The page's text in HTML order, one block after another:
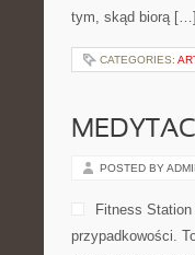
tym, skąd biorą […]
CATEGORIES:
POSTED BY
Fitness
przypadkowości.